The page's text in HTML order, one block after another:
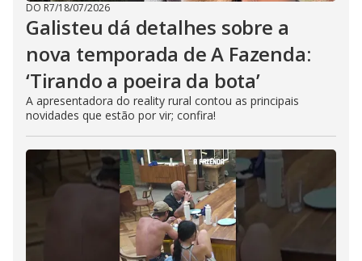
DO R7/18/07/2026
Galisteu dá detalhes sobre a
nova temporada de A Fazenda:
‘Tirando a poeira da bota’
A apresentadora do reality rural contou as principais
novidades que estão por vir; confira!